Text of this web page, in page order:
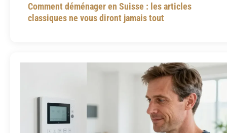
Comment déménager en Suisse : les articles
classiques ne vous diront jamais tout